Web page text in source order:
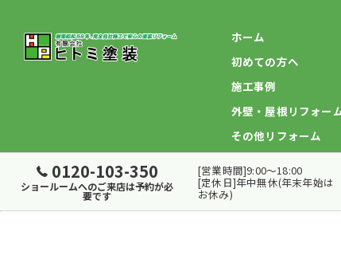
0120-103-350
ショールームへのご来店は予約が必
要です
[営業時間]9:00～18:00
[定休日]年中無休(年末年始は
お休み)
ホーム
初めての方へ
施工事例
外壁・屋根リフォー
その他リフォーム